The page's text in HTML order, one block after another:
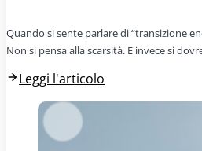
Quando si sente parlare di “transizione
Non si pensa alla scarsità. E invece si
Leggi l'articolo